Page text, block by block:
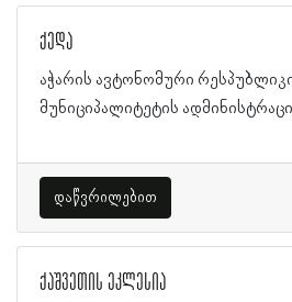
ქედა
აჭარის ავტონომური
მუნიციპალიტეტის
დაწვრილებით
ქაშვეთის ეკლესია